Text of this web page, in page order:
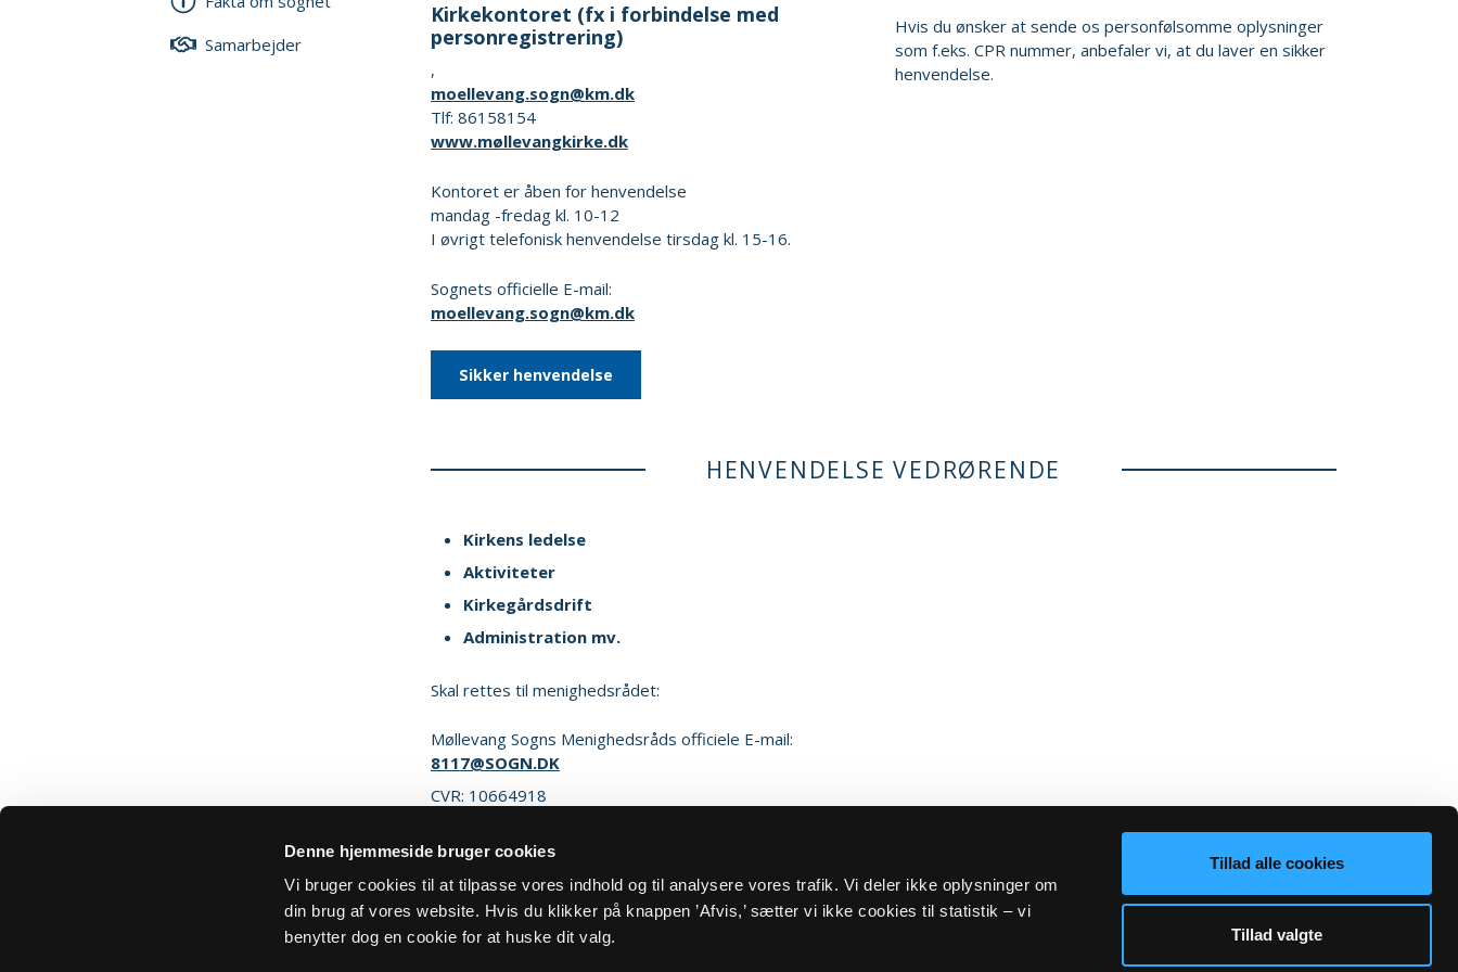
Denne hjemmeside bruger cookies
Vi bruger cookies til at tilpasse vores indhold og til analysere vores trafik. Vi deler ikke oplysninger om
din brug af vores website. Hvis du klikker på knappen ’Afvis,’ sætter vi ikke cookies til statistik – vi
benytter dog en cookie for at huske dit valg.
Tillad alle cookies
Tillad valgte
Samarbejder
Kirkekontoret (fx i forbindelse med
personregistrering)
,
moellevang.sogn@km.dk
Tlf: 86158154
www.møllevangkirke.dk
Kontoret er åben for henvendelse
mandag -fredag kl. 10-12
I øvrigt telefonisk henvendelse tirsdag kl. 15-16.
Sognets officielle E-mail:
moellevang.sogn@km.dk
Sikker henvendelse
Hvis du ønsker at sende os personfølsomme oplysninger
som f.eks. CPR nummer, anbefaler vi, at du laver en sikker
henvendelse.
HENVENDELSE VEDRØRENDE
Kirkens ledelse
Aktiviteter
Kirkegårdsdrift
Administration mv.
Skal rettes til menighedsrådet:
Møllevang Sogns Menighedsråds officiele E-mail:
8117@SOGN.DK
CVR: 10664918
Sikker henvendelse